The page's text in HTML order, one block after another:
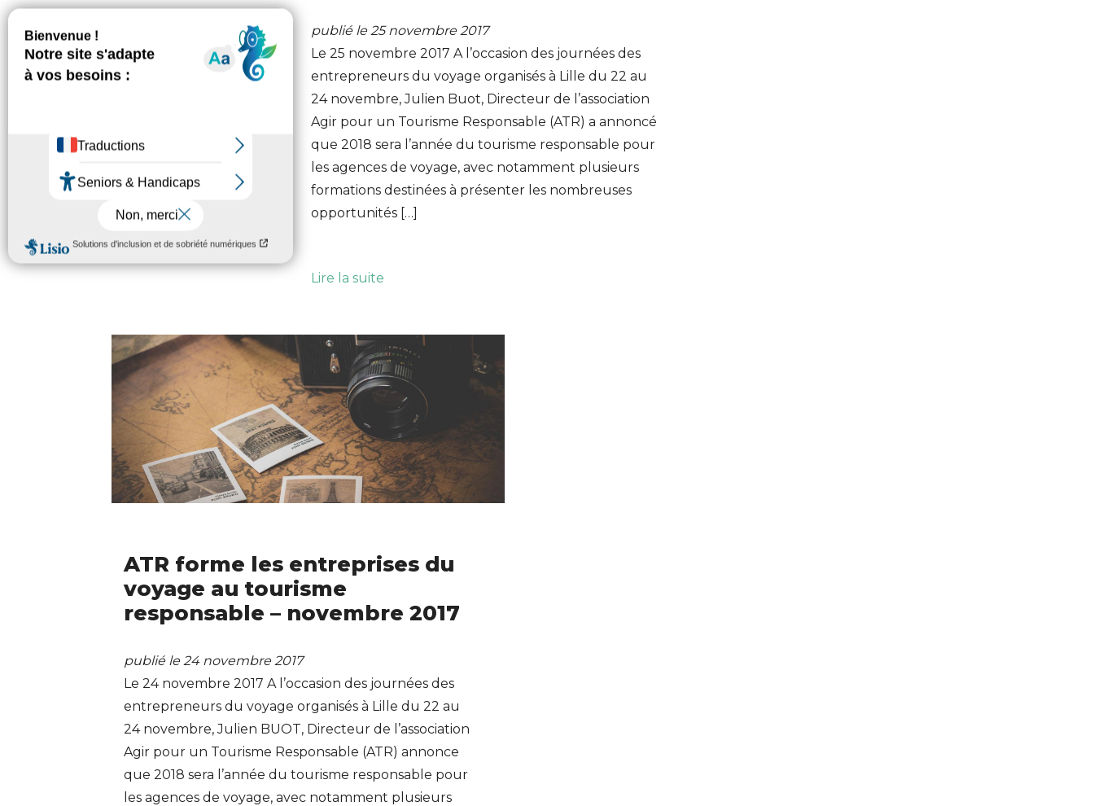
publié le 25 novembre 2017
Le 25 novembre 2017 A l’occasion des journées des
entrepreneurs du voyage organisés à Lille du 22 au
24 novembre, Julien Buot, Directeur de l’association
Agir pour un Tourisme Responsable (ATR) a annoncé
que 2018 sera l’année du tourisme responsable pour
les agences de voyage, avec notamment plusieurs
formations destinées à présenter les nombreuses
opportunités […]
Lire la suite
ATR forme les entreprises du
voyage au tourisme
responsable – novembre 2017
publié le 24 novembre 2017
Le 24 novembre 2017 A l’occasion des journées des
entrepreneurs du voyage organisés à Lille du 22 au
24 novembre, Julien BUOT, Directeur de l’association
Agir pour un Tourisme Responsable (ATR) annonce
que 2018 sera l’année du tourisme responsable pour
les agences de voyage, avec notamment plusieurs